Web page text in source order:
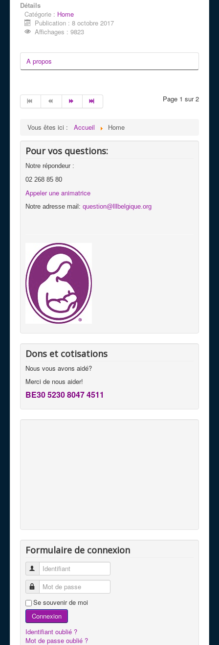
Détails
Catégorie : Home
Publication : 8 octobre 2017
Affichages : 9823
A propos
Page 1 sur 2
Vous êtes ici : Accueil Home
Pour vos questions:
Notre répondeur :
02 268 85 80
Appeler une animatrice
Notre adresse mail: question@lllbelgique.org
Dons et cotisations
Nous vous avons aidé?
Merci de nous aider!
BE30 5230 8047 4511
Formulaire de connexion
Identifiant
Mot de passe
Se souvenir de moi
Connexion
Identifiant oublié ?
Mot de passe oublié ?